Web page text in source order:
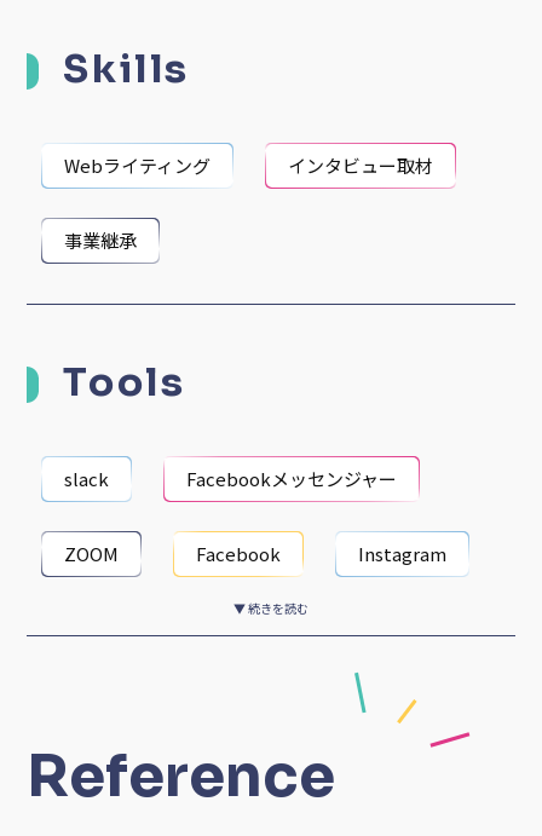
Skills
Webライティング インタビュー取材
事業継承
Tools
slack Facebookメッセンジャー
ZOOM Facebook Instagram
Windows Mac
▼ 続きを読む
Reference